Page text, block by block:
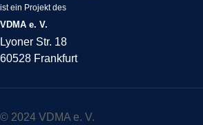
ist ein Projekt des
VDMA e. V.
Lyoner Str. 18
60528 Frankfurt
© 2024 VDMA e. V.